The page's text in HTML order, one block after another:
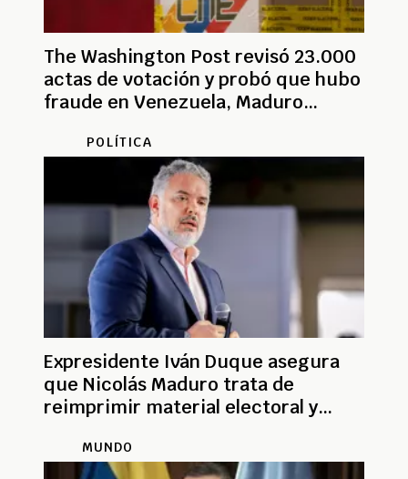
The Washington Post revisó 23.000
actas de votación y probó que hubo
fraude en Venezuela, Maduro
POLÍTICA
Expresidente Iván Duque asegura
que Nicolás Maduro trata de
reimprimir material electoral y
MUNDO